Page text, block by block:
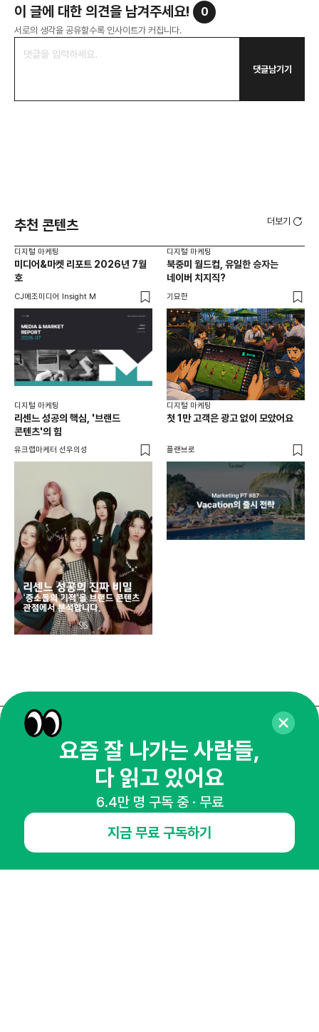
이 글에 대한 의견을 남겨주세요! 0
서로의 생각을 공유할수록 인사이트가 커집니다.
댓글남기기
추천 콘텐츠 더보기
디지털 마케팅
미디어&마켓 리포트 2026년 7월
호
CJ메조미디어 Insight M
디지털 마케팅
북중미 월드컵, 유일한 승자는
네이버 치지직?
기묘한
디지털 마케팅
리센느 성공의 핵심, '브랜드
콘텐츠'의 힘
유크랩마케터 선우의성
디지털 마케팅
첫 1만 고객은 광고 없이 모았어요
플랜브로
매주 화요일 아침,
마케팅 감각을 깨워 드릴게요!
65,043명의 마케터를 성장시키는 뉴스레터
요즘 잘 나가는 사람들,
다 읽고 있어요
6.4만 명 구독 중 · 무료
지금 무료 구독하기